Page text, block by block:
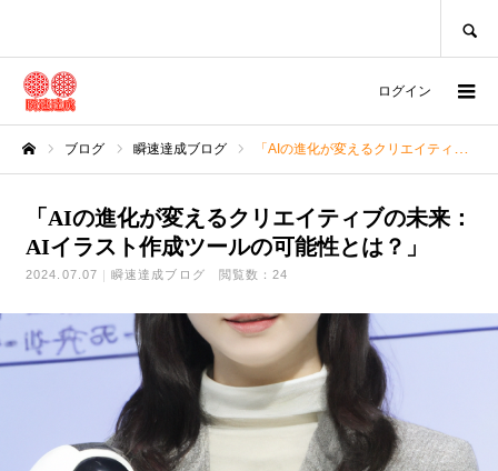
ログイン
ブログ 瞬速達成ブログ 「AIの進化が変えるクリエイティブの未来：AIイラスト作成ツールの可能性とは？」
「AIの進化が変えるクリエイティブの未来：
AIイラスト作成ツールの可能性とは？」
2024.07.07 瞬速達成ブログ 閲覧数：24